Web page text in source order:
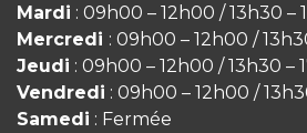
Mardi : 09h00 – 12h00 / 13h30 –
Mercredi : 09h00 – 12h00 /
Jeudi : 09h00 – 12h00 / 13h30 –
Vendredi : 09h00 – 12h00 /
Samedi : Fermée